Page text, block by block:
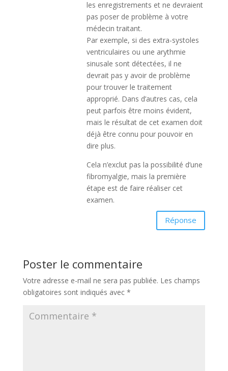
les enregistrements et ne devraient
pas poser de problème à votre
médecin traitant.
Par exemple, si des extra-systoles
ventriculaires ou une arythmie
sinusale sont détectées, il ne
devrait pas y avoir de problème
pour trouver le traitement
approprié. Dans d’autres cas, cela
peut parfois être moins évident,
mais le résultat de cet examen doit
déjà être connu pour pouvoir en
dire plus.
Cela n’exclut pas la possibilité d’une
fibromyalgie, mais la première
étape est de faire réaliser cet
examen.
Réponse
Poster le commentaire
Votre adresse e-mail ne sera pas publiée. Les champs
obligatoires sont indiqués avec *